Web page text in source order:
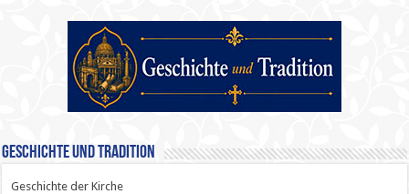
Geschichte und Tradition
Geschichte der Kirche